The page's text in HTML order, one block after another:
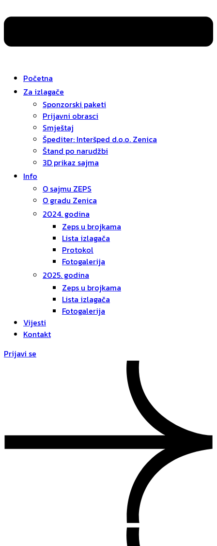
Početna
Za izlagače
Sponzorski paketi
Prijavni obrasci
Smještaj
Špediter: Interšped d.o.o. Zenica
Štand po narudžbi
3D prikaz sajma
Info
O sajmu ZEPS
O gradu Zenica
2024. godina
Zeps u brojkama
Lista izlagača
Protokol
Fotogalerija
2025. godina
Zeps u brojkama
Lista izlagača
Fotogalerija
Vijesti
Kontakt
Prijavi se